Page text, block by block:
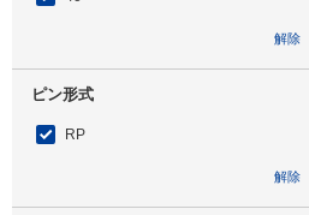
解除
ピン形式
RP
解除